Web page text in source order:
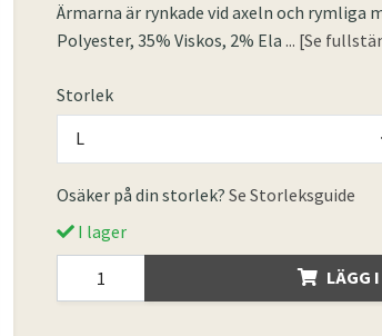
Ärmarna är rynkade vid axeln och rymliga
Polyester, 35% Viskos, 2% Ela ... [Se
Storlek
L
Osäker på din storlek? Se Storleksguide
I lager
LÄGG